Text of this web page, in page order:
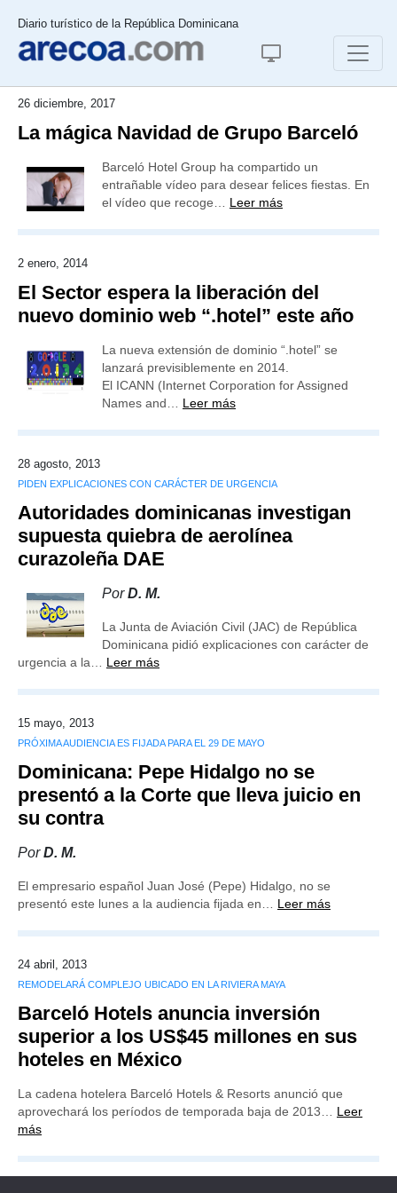
Diario turístico de la República Dominicana
26 diciembre, 2017
La mágica Navidad de Grupo Barceló
Barceló Hotel Group ha compartido un
entrañable vídeo para desear felices fiestas. En
el vídeo que recoge… Leer más
2 enero, 2014
El Sector espera la liberación del
nuevo dominio web “.hotel” este año
La nueva extensión de dominio “.hotel” se
lanzará previsiblemente en 2014.
El ICANN (Internet Corporation for Assigned
Names and… Leer más
28 agosto, 2013
PIDEN EXPLICACIONES CON CARÁCTER DE URGENCIA
Autoridades dominicanas investigan
supuesta quiebra de aerolínea
curazoleña DAE
PorD. M.
La Junta de Aviación Civil (JAC) de República
Dominicana pidió explicaciones con carácter de
urgencia a la… Leer más
15 mayo, 2013
PRÓXIMA AUDIENCIA ES FIJADA PARA EL 29 DE MAYO
Dominicana: Pepe Hidalgo no se
presentó a la Corte que lleva juicio en
su contra
PorD. M.
El empresario español Juan José (Pepe) Hidalgo, no se
presentó este lunes a la audiencia fijada en… Leer más
24 abril, 2013
REMODELARÁ COMPLEJO UBICADO EN LA RIVIERA MAYA
Barceló Hotels anuncia inversión
superior a los US$45 millones en sus
hoteles en México
La cadena hotelera Barceló Hotels & Resorts anunció que
aprovechará los períodos de temporada baja de 2013… Leer
más